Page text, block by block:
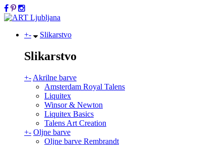
+- Slikarstvo
Slikarstvo
+- Akrilne barve
Amsterdam Royal Talens
Liquitex
Winsor & Newton
Liquitex Basics
Talens Art Creation
+- Oljne barve
Oljne barve Rembrandt